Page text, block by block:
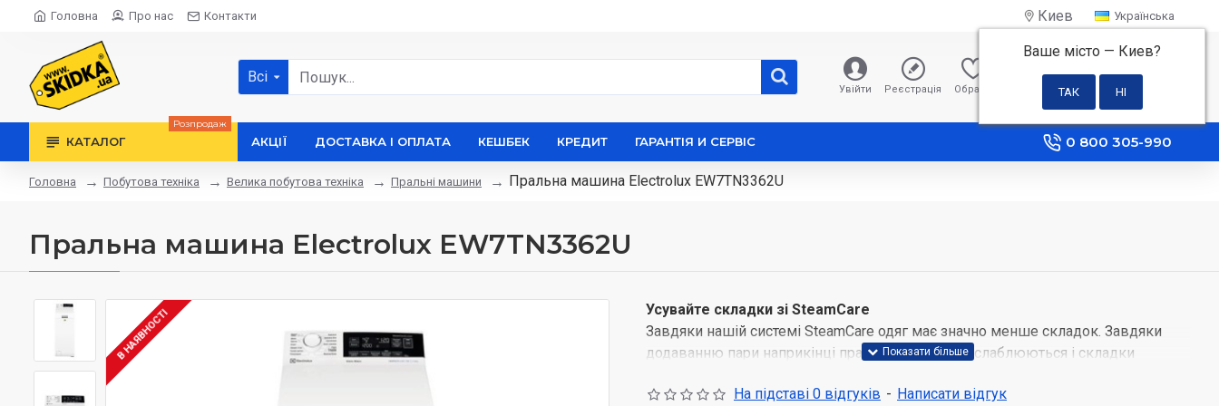
Головна Про нас Контакти Киев
Ваше місто — Киев?
Українська
Всі
Увійти Реєстрація Обране Порівняння
0 грн
КАТАЛОГ
Розпродаж
АКЦІЇ ДОСТАВКА І ОПЛАТА КЕШБЕК КРЕДИТ ГАРАНТІЯ И СЕРВІС 0 800 305-990
Головна Побутова техніка Велика побутова техніка Пральні машини Пральна машина Electrolux EW7TN3362U
Пральна машина Electrolux EW7TN3362U
В НАЯВНОСТІ
Усувайте складки зі SteamCare
Завдяки нашій системі SteamCare одяг має значно менше складок. Завдяки
додаванню пари наприкінці прання волокна розслаблюються і складки
нагрівання під час традиційного прасування.
На підставі 0 відгуків - Написати відгук